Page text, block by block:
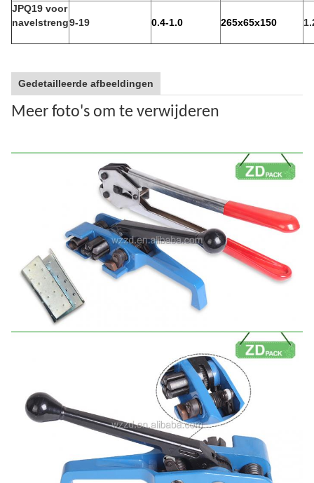
JPQ19 voor
navelstreng9-19 0.4-1.0 265x65x150
Gedetailleerde afbeeldingen
Meer foto's om te verwijderen